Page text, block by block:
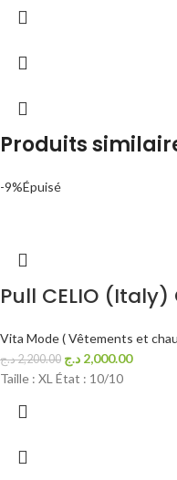
Produits
-9%Épuisé
Pull CELIO
Vita Mode ( Vêtements et
2,200.00د.ج 2,000.00 د.ج
Taille : XL État : 10/10